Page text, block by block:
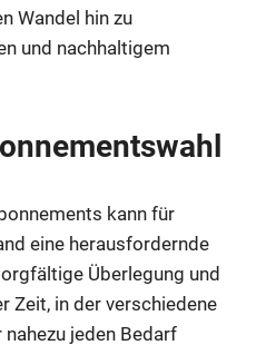
Wandel hin zu
und nachhaltigem
kann für
eine herausfordernde
Überlegung und
Zeit, in der verschiedene
jeden Bedarf